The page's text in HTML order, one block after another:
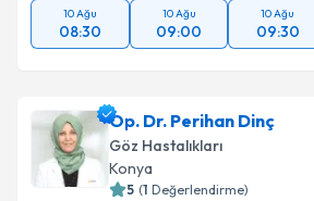
10 Ağu
08:30
10 Ağu
09:00
10 Ağu
09:30
Op. Dr. Perihan Dinç
Göz Hastalıkları
Konya
5 (1 Değerlendirme)